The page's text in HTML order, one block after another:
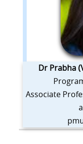
Dr Prabha
Associate